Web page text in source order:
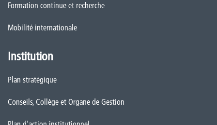
Formation continue et recherche
Mobilité internationale
Institution
Plan stratégique
Conseils, Collège et Organe de Gestion